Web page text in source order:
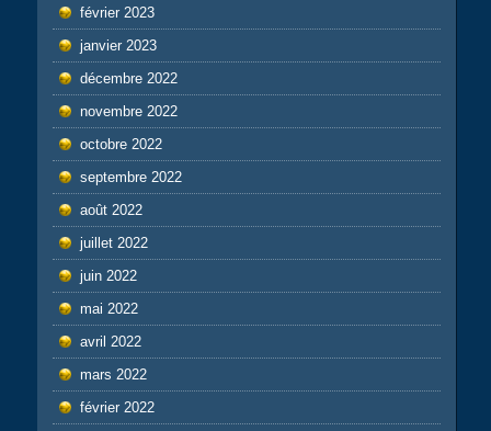
février 2023
janvier 2023
décembre 2022
novembre 2022
octobre 2022
septembre 2022
août 2022
juillet 2022
juin 2022
mai 2022
avril 2022
mars 2022
février 2022